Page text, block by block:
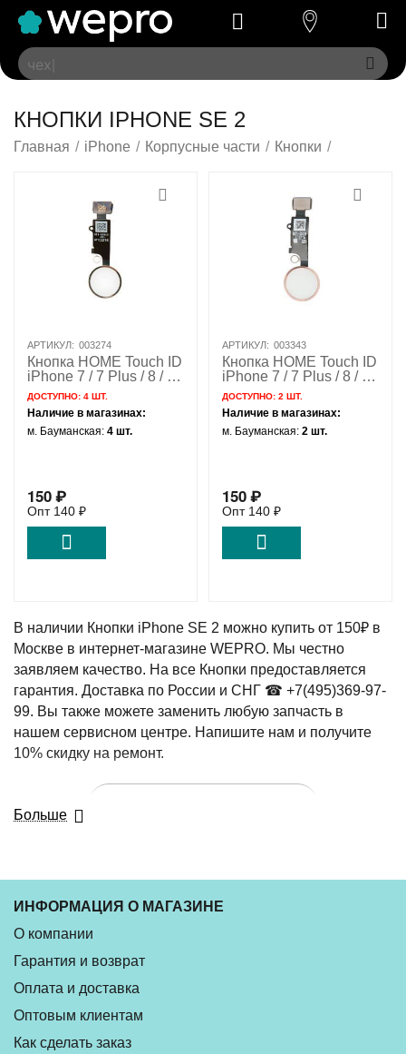
КНОПКИ IPHONE SE 2
Главная / iPhone / Корпусные части / Кнопки /
В наличии Кнопки iPhone SE 2 можно купить от 150₽ в
Москве в интернет-магазине WEPRO. Мы честно
заявляем качество. На все Кнопки предоставляется
гарантия. Доставка по России и СНГ ☎ +7(495)369-97-
99. Вы также можете заменить любую запчасть в
нашем сервисном центре. Напишите нам и получите
10% скидку на ремонт.
Больше
АРТИКУЛ: 003274
Кнопка HOME Touch ID
iPhone 7 / 7 Plus / 8 / 8
Plus / SE 2 / SE 3
золотой / 821-00912
ДОСТУПНО:4 ШТ.
Наличие в магазинах:
м. Бауманская:4 шт.
150₽
Опт 140 ₽
АРТИКУЛ: 003343
Кнопка HOME Touch ID
iPhone 7 / 7 Plus / 8 / 8
Plus / SE 2 / SE 3
розовое золото / 821-
00912
ДОСТУПНО:2 ШТ.
Наличие в магазинах:
м. Бауманская:2 шт.
150₽
Опт 140 ₽
ИНФОРМАЦИЯ О МАГАЗИНЕ
О компании
Гарантия и возврат
Оплата и доставка
Оптовым клиентам
Как сделать заказ